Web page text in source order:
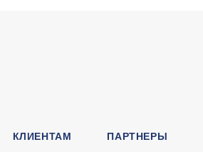
КЛИЕНТАМ ПАРТНЕРЫ